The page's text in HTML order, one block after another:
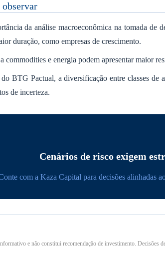
da análise macroeconômica na tomada de
duração, como empresas de crescimento.
commodities e energia podem apresentar maior
BTG Pactual, a diversificação entre classes
de incerteza.
Cenários de risco exigem
com a Kaza Capital para decisões alinhadas
e não constitui recomendação de investimento.